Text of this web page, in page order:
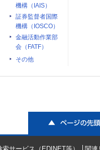
機構（IAIS）
証券監督者国際
機構（IOSCO）
金融活動作業部
会（FATF）
その他